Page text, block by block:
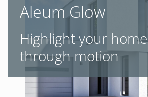
Aleum Glow
Highlight your home
through motion